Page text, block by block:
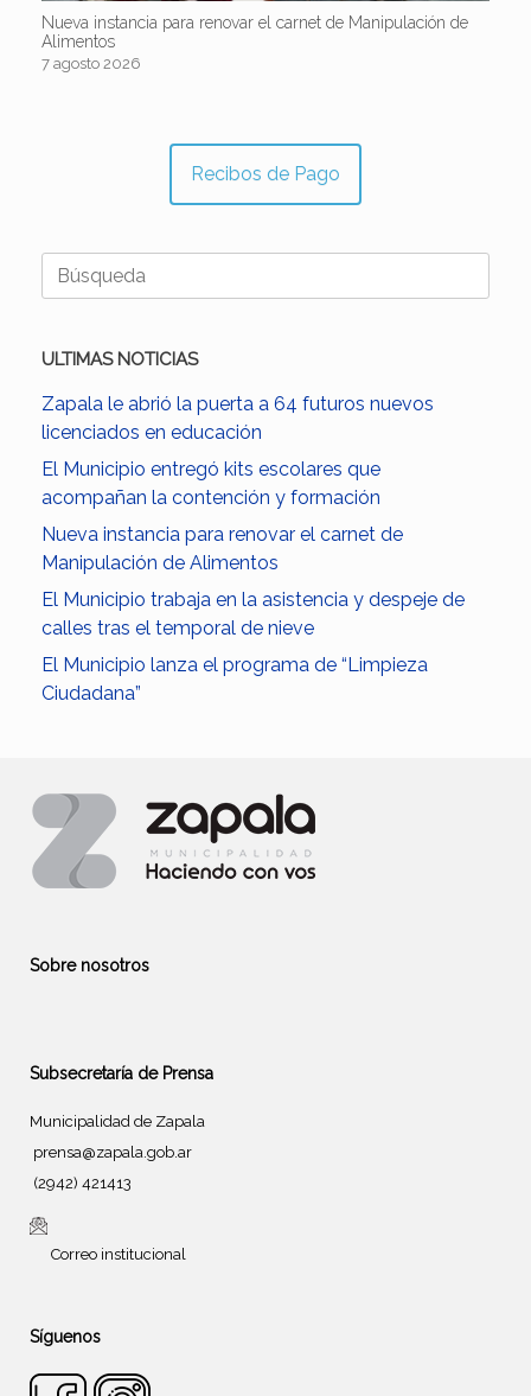
Nueva instancia para renovar el carnet de Manipulación de
Alimentos
7 agosto 2026
Recibos de Pago
Buscar:
ULTIMAS NOTICIAS
Zapala le abrió la puerta a 64 futuros nuevos
licenciados en educación
El Municipio entregó kits escolares que
acompañan la contención y formación
Nueva instancia para renovar el carnet de
Manipulación de Alimentos
El Municipio trabaja en la asistencia y despeje de
calles tras el temporal de nieve
El Municipio lanza el programa de “Limpieza
Ciudadana”
Sobre nosotros
Subsecretaría de Prensa
Municipalidad de Zapala
prensa@zapala.gob.ar
(2942) 421413
Correo institucional
Síguenos